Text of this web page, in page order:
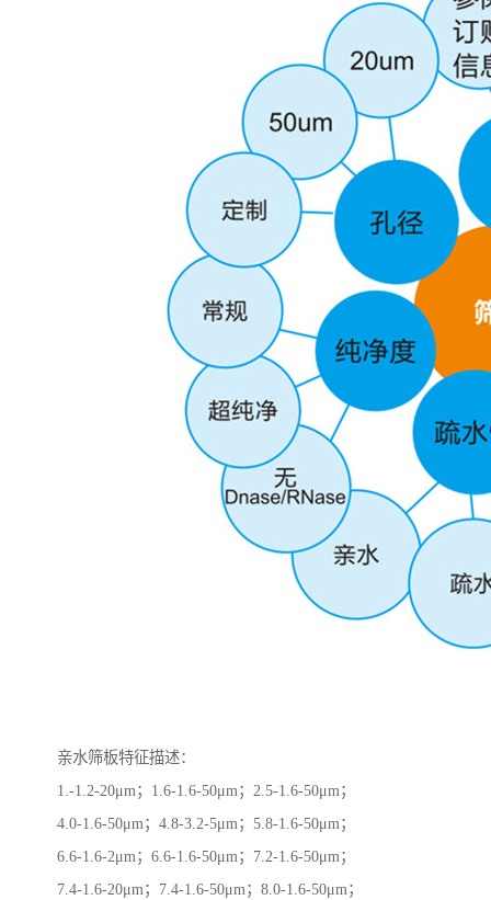
亲水筛板特征描述：
1.-1.2-20μm；1.6-1.6-50μm；2.5-1.6-50μm；
4.0-1.6-50μm；4.8-3.2-5μm；5.8-1.6-50μm；
6.6-1.6-2μm；6.6-1.6-50μm；7.2-1.6-50μm；
7.4-1.6-20μm；7.4-1.6-50μm；8.0-1.6-50μm；